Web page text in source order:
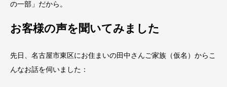
の一部」だから。
お客様の声を聞いてみました
先日、名古屋市東区にお住まいの田中さんご家族（仮名）からこ
んなお話を伺いました：